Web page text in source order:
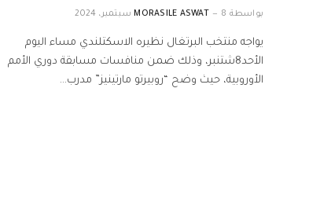
بواسطة MORASILE ASWAT 8 سبتمبر، 2024
يواجه منتخب البرتغال نظيره الاسكتلندي مساء اليوم
الأحد8شتنبر، وذلك ضمن منافسات مسابقة دوري الأمم
الأوروبية، حيث وضح “روبيرتو مارتينيز” مدرب…